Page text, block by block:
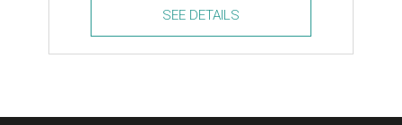
EnOcean
SEE DETAILS